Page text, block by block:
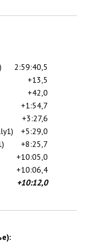
2:59:40,5
+13,5
+42,0
+1:54,7
+3:27,6
+5:29,0
+8:25,7
+10:05,0
+10:06,4
+10:12,0